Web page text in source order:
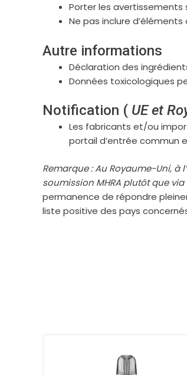
Porter les avertissements
Ne pas inclure
Autre informations
Déclaration des
Données toxicologiques
Notification ( UE et
Les fabricants et/ou
portail d’entrée commun
Remarque : Au Royaume-Uni,
soumission MHRA plutôt que via
permanence de répondre
liste positive des pays